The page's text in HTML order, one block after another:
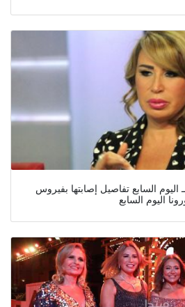
السابع تفاصيل إصابتها بفيروس
اليوم السابع